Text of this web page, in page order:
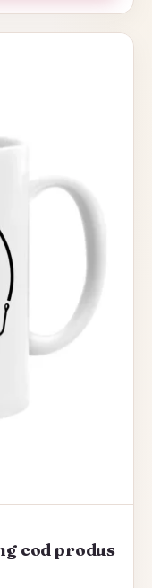
cod produs